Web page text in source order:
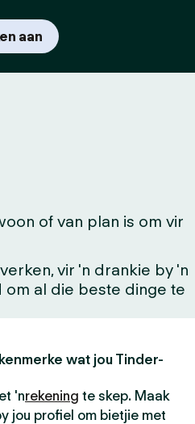
aan
of van plan is om vir
vir 'n drankie by 'n
om al die beste dinge te
wat jou Tinder-
'nrekening te skep. Maak
jou profiel om bietjie met